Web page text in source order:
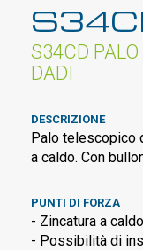
S34CD
DADI
DESCRIZIONE
Palo telescopico
a caldo. Con
PUNTI DI FORZA
- Zincatura a
- Possibilità di